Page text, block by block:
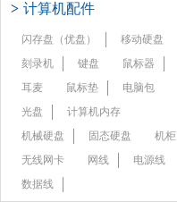
> 计算机配件
闪存盘（优盘）
移动硬盘
刻录机
键盘
鼠标器
耳麦
鼠标垫
电脑包
光盘
计算机内存
机械硬盘
固态硬盘
机柜
无线网卡
网线
电源线
数据线